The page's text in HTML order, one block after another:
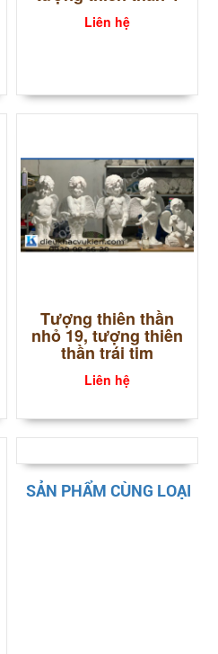
Liên hệ
Tượng thiên thần
nhỏ 19, tượng thiên
thần trái tim
Liên hệ
SẢN PHẨM CÙNG LOẠI